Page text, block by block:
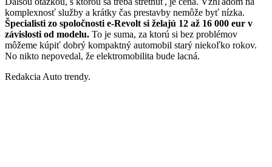
komplexnosť služby a krátky čas prestavby nemôže byť nízka.
Špecialisti zo spoločnosti e-Revolt si želajú 12 až 16 000 eur v
závislosti od modelu. To je suma, za ktorú si bez problémov
môžeme kúpiť dobrý kompaktný automobil starý niekoľko rokov.
No nikto nepovedal, že elektromobilita bude lacná.
Redakcia Auto trendy.